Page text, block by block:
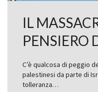
IL
PENSIERO
C’è qualcosa di peggio
palestinesi da parte di
tolleranza…